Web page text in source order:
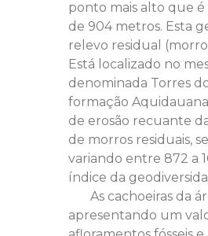
ponto mais alto que é
de 904 metros. Esta
relevo residual
Está localizado no
denominada Torres
formação
de erosão recuante
de morros residuais,
variando entre 872 a
índice da
As cachoeiras da
apresentando um